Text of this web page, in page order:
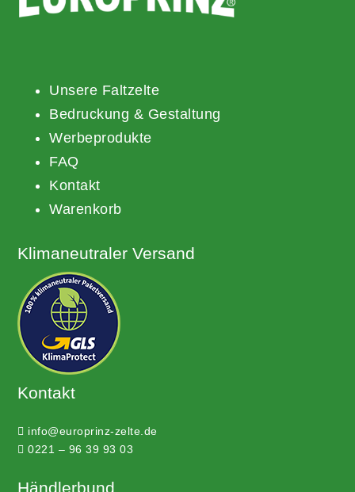
Unsere Faltzelte
Bedruckung & Gestaltung
Werbeprodukte
FAQ
Kontakt
Warenkorb
Klimaneutraler Versand
Kontakt
info@europrinz-zelte.de
0221 – 96 39 93 03
Händlerbund